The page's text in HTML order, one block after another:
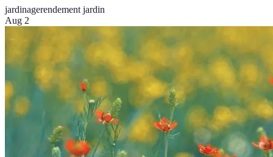
jardinagerendement jardin
Aug 2